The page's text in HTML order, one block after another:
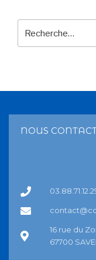
NOUS
16 rue du
67700